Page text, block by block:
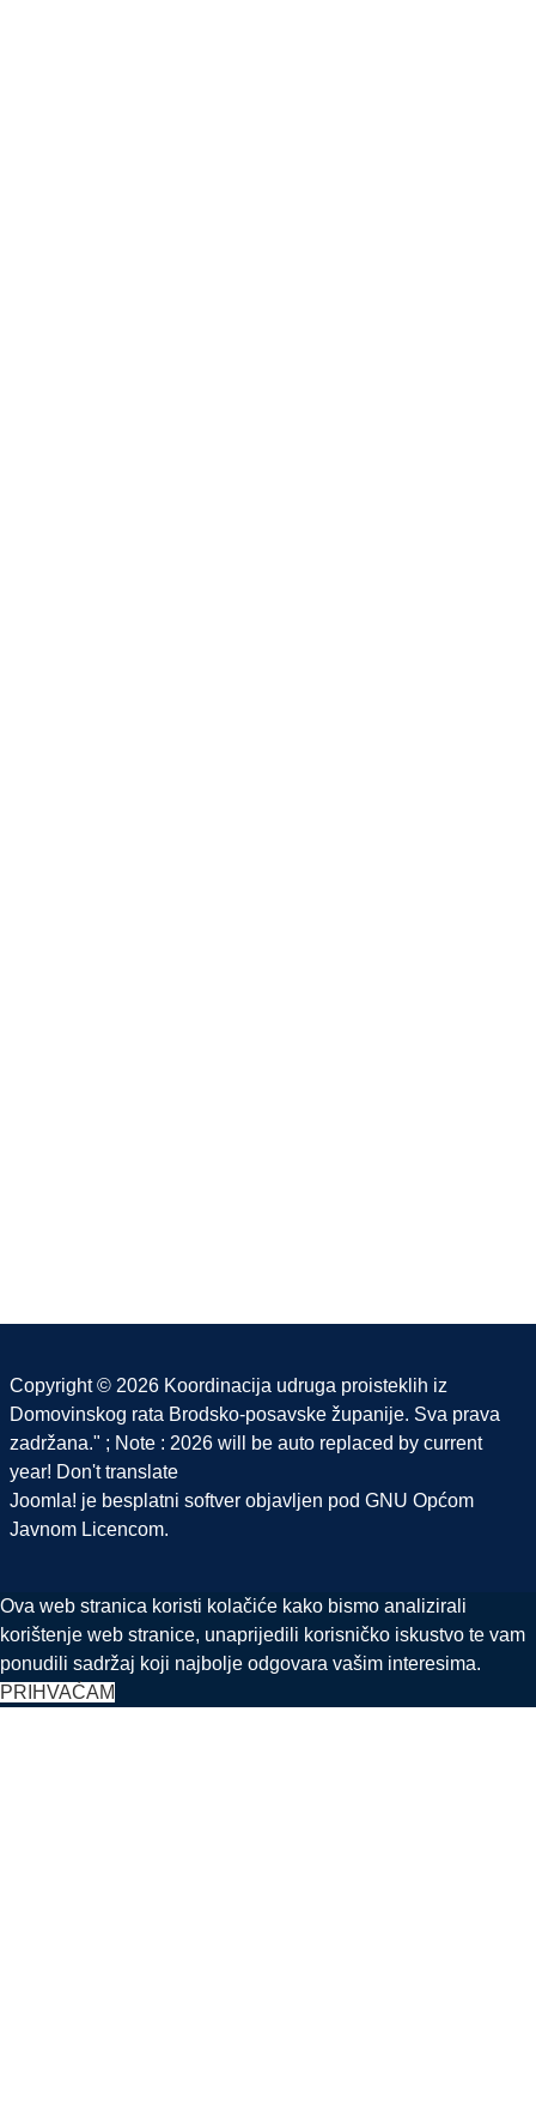
Copyright © 2026 Koordinacija udruga proisteklih iz
Domovinskog rata Brodsko-posavske županije. Sva prava
zadržana." ; Note : 2026 will be auto replaced by current
year! Don't translate
Joomla! je besplatni softver objavljen pod GNU Općom
Javnom Licencom.
Ova web stranica koristi kolačiće kako bismo analizirali
korištenje web stranice, unaprijedili korisničko iskustvo te vam
ponudili sadržaj koji najbolje odgovara vašim interesima.
PRIHVAĆAM